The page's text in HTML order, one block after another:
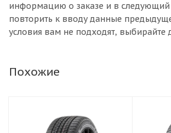
информацию о заказе и в
повторить к вводу данные
условия вам не подходят, выбирайте
Похожие